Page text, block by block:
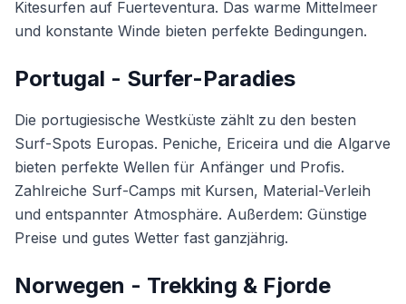
Kitesurfen auf Fuerteventura. Das warme Mittelmeer
und konstante Winde bieten perfekte Bedingungen.
Portugal - Surfer-Paradies
Die portugiesische Westküste zählt zu den besten
Surf-Spots Europas. Peniche, Ericeira und die Algarve
bieten perfekte Wellen für Anfänger und Profis.
Zahlreiche Surf-Camps mit Kursen, Material-Verleih
und entspannter Atmosphäre. Außerdem: Günstige
Preise und gutes Wetter fast ganzjährig.
Norwegen - Trekking & Fjorde